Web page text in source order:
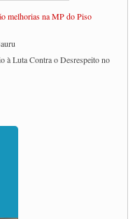
melhorias na MP do Piso
à Luta Contra o Desrespeito no
com Lula
debate sobre saúde nas
rodoviário de cargas na
e Caminhoneiros Autonomos